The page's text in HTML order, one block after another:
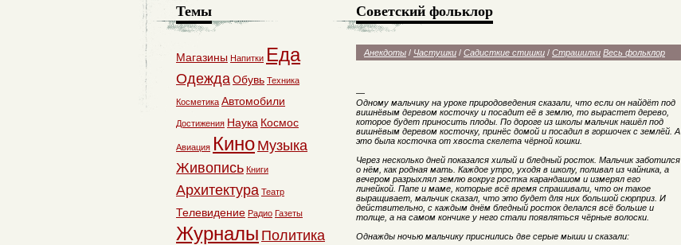
Советский фольклор
Анекдоты / Частушки / Садисткие стишки / Страшилки Весь фольклор
—
Одному мальчику на уроке природоведения сказали, что если он найдёт под
вишнёвым деревом косточку и посадит её в землю, то вырастет дерево,
которое будет приносить плоды. По дороге из школы мальчик нашёл под
вишнёвым деревом косточку, принёс домой и посадил в горшочек с землёй. А
это была косточка от хвоста скелета чёрной кошки.
Через несколько дней показался хилый и бледный росток. Мальчик заботился
о нём, как родная мать. Каждое утро, уходя в школу, поливал из чайника, а
вечером разрыхлял землю вокруг ростка карандашом и измерял его
линейкой. Папе и маме, которые всё время спрашивали, что он такое
выращивает, мальчик сказал, что это будет для них большой сюрприз. И
действительно, с каждым днём бледный росток делался всё больше и
толще, а на самом кончике у него стали появляться чёрные волоски.
Однажды ночью мальчику приснились две серые мыши и сказали:
Темы
Магазины Напитки Еда
ОдеждаОбувь Техника
Косметика Автомобили
Достижения Наука Космос
Авиация Кино Музыка
Живопись Книги
Архитектура Театр
Телевидение Радио Газеты
Журналы Политика